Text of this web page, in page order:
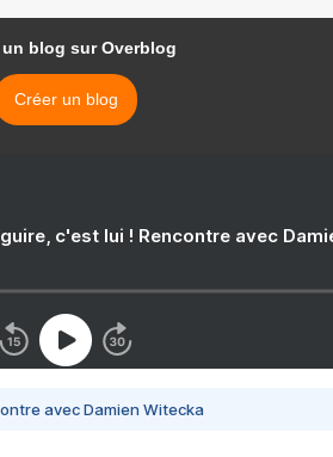
un blog sur Overblog
Créer un blog
c'est lui ! Rencontre avec
avec Damien Witecka